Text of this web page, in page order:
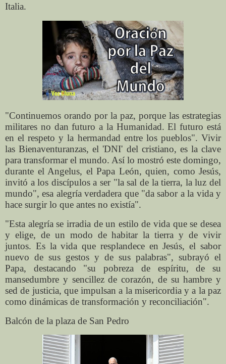
Italia.
"Continuemos orando por la paz, porque las estrategias
militares no dan futuro a la Humanidad. El futuro está
en el respeto y la hermandad entre los pueblos". Vivir
las Bienaventuranzas, el 'DNI' del cristiano, es la clave
para transformar el mundo. Así lo mostró este domingo,
durante el Angelus, el Papa León, quien, como Jesús,
invitó a los discípulos a ser "la sal de la tierra, la luz del
mundo", esa alegría verdadera que "da sabor a la vida y
hace surgir lo que antes no existía".
"Esta alegría se irradia de un estilo de vida que se desea
y elige, de un modo de habitar la tierra y de vivir
juntos. Es la vida que resplandece en Jesús, el sabor
nuevo de sus gestos y de sus palabras", subrayó el
Papa, destacando "su pobreza de espíritu, de su
mansedumbre y sencillez de corazón, de su hambre y
sed de justicia, que impulsan a la misericordia y a la paz
como dinámicas de transformación y reconciliación".
Balcón de la plaza de San Pedro